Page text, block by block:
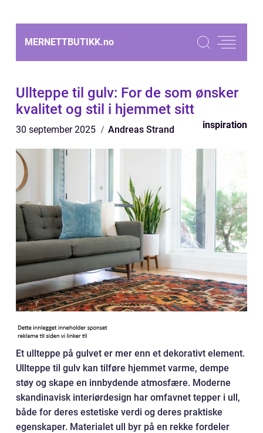
MERNETTBUTIKK.no
Ullteppe til gulv: For de som ønsker
kvalitet og stil i hjemmet sitt
30 september 2025 Andreas Strand inspiration
Et ullteppe på gulvet er mer enn et dekorativt element.
Ullteppe til gulv kan tilføre hjemmet varme, dempe
støy og skape en innbydende atmosfære. Moderne
skandinavisk interiørdesign har omfavnet tepper i ull,
både for deres estetiske verdi og deres praktiske
egenskaper. Materialet ull byr på en rekke fordeler